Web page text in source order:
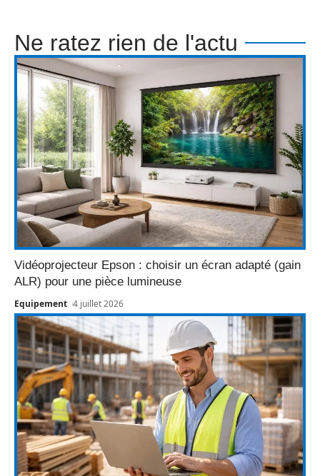
Ne ratez rien de l'actu
Vidéoprojecteur Epson : choisir un écran adapté (gain
ALR) pour une pièce lumineuse
Equipement 4 juillet 2026